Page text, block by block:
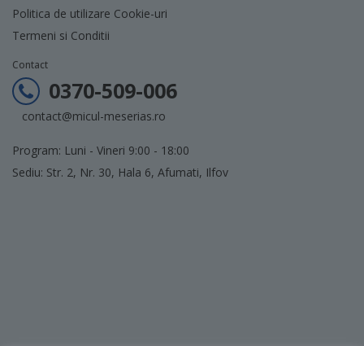
Politica de utilizare Cookie-uri
Termeni si Conditii
Contact
0370-509-006
contact@micul-meserias.ro
Program: Luni - Vineri 9:00 - 18:00
Sediu: Str. 2, Nr. 30, Hala 6, Afumati, Ilfov